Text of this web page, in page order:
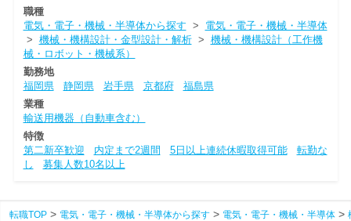
職種
電気・電子・機械・半導体から探す > 電気・電子・機械・半導体
> 機械・機構設計・金型設計・解析> 機械・機構設計（工作機
械・ロボット・機械系）
勤務地
福岡県
静岡県 岩手県 京都府
福島県
業種
輸送用機器（自動車含む）
特徴
第二新卒歓迎
内定まで2週間 5日以上連続休暇取得可能
転勤な
し
募集人数10名以上
転職TOP 電気・電子・機械・半導体から探す 電気・電子・機械・半導体